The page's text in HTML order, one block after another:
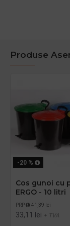
Produse
-20 %
Cos gunoi cu
ERGO - 10 litri
PRP 41,39 lei
33,11 lei + TVA